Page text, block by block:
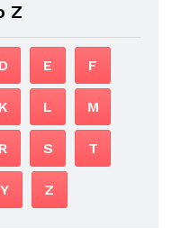
Z
D E F
K L M
R S T
Y Z